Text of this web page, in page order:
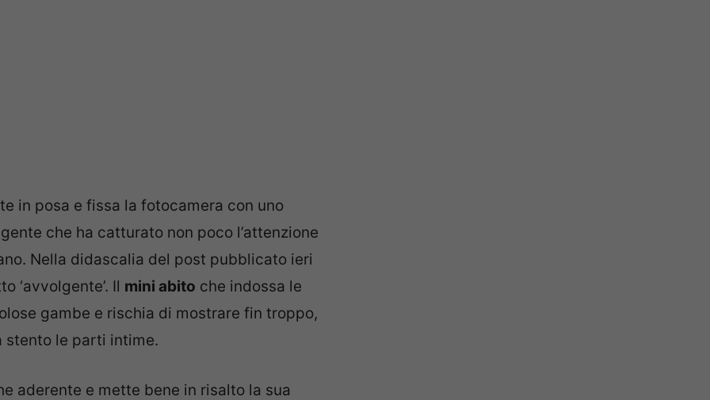
in posa e fissa la fotocamera con uno
che ha catturato non poco l’attenzione
Nella didascalia del post pubblicato ieri
‘avvolgente’. Il mini abito che indossa le
gambe e rischia di mostrare fin troppo,
stento le parti intime.
aderente e mette bene in risalto la sua